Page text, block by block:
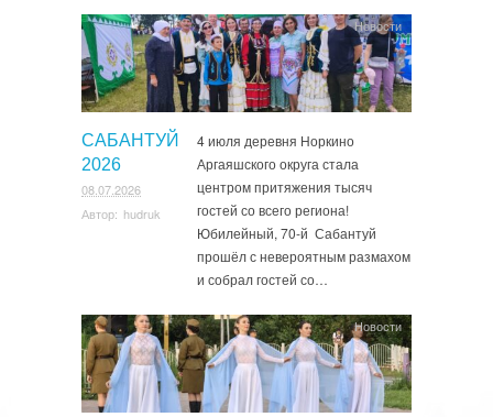
САБАНТУЙ
2026
08.07.2026
Автор: hudruk
Новости
4 июля деревня Норкино
Аргаяшского округа стала
центром притяжения тысяч
гостей со всего региона!
Юбилейный, 70-й Сабантуй
прошёл с невероятным размахом
и собрал гостей со…
Новости